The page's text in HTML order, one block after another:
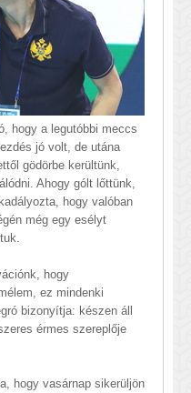
hogy a legutóbbi meccs
jó volt, de utána
gödörbe kerültünk,
Ahogy gólt lőttünk,
hogy valóban
még egy esélyt
hogy
ez mindenki
bizonyítja: készen áll
érmes szereplője
hogy vasárnap sikerüljön